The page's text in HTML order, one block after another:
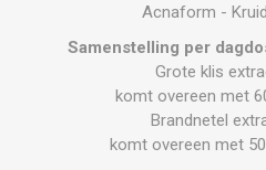
Acnaform -
Samenstelling per
Grote klis
komt overeen met
Brandnetel
komt overeen met